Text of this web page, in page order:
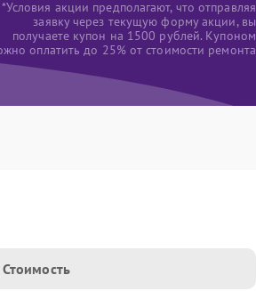
*Условия акции предполагают, что отправляя
заявку через текущую форму акции, вы
получаете купон на 1500 рублей. Купоном
оплатить до 25% от стоимости ремонта
Стоимость